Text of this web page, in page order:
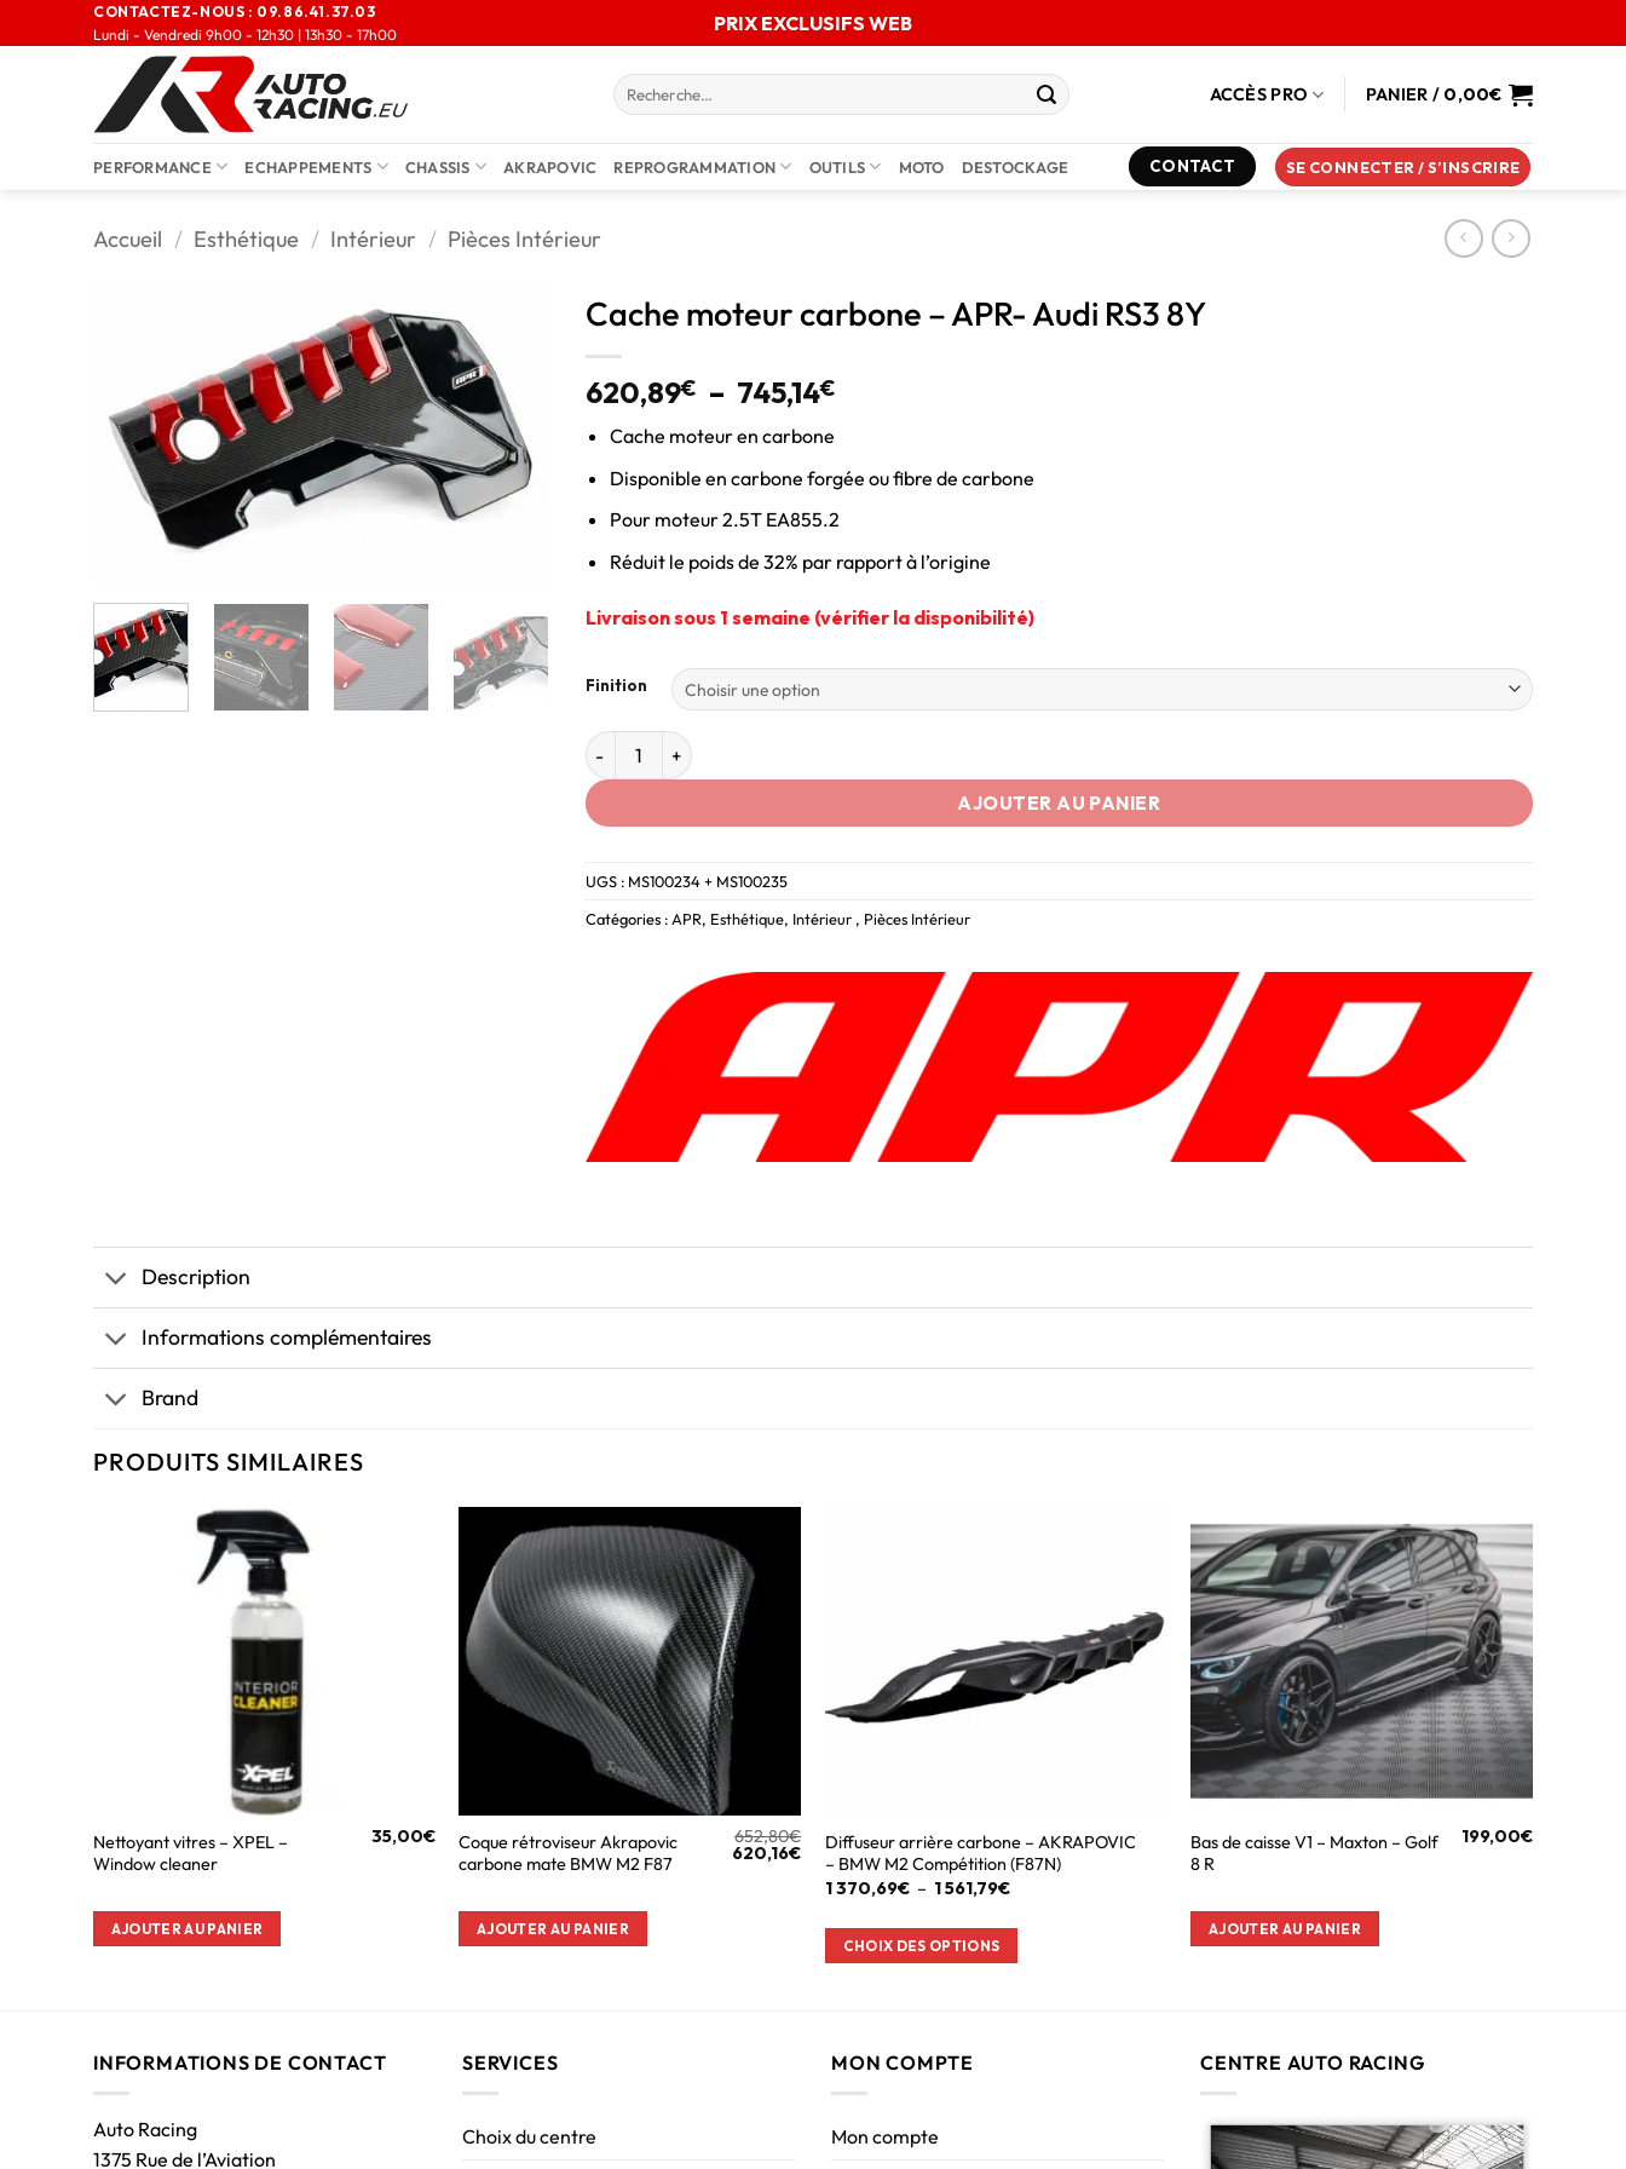
CONTACTEZ-NOUS : 09.86.41.37.03
Lundi - Vendredi 9h00 - 12h30 | 13h30 - 17h00
PRIX EXCLUSIFS WEB
ACCÈS PRO PANIER / 0,00€
PERFORMANCE ECHAPPEMENTS CHASSIS AKRAPOVIC REPROGRAMMATION OUTILS MOTO DESTOCKAGE CONTACT SE CONNECTER / S’INSCRIRE
Accueil / Esthétique / Intérieur / Pièces Intérieur
Cache moteur carbone – APR- Audi RS3 8Y
620,89€ – 745,14€
Cache moteur en carbone
Disponible en carbone forgée ou fibre de carbone
Pour moteur 2.5T EA855.2
Réduit le poids de 32% par rapport à l’origine
Livraison sous 1 semaine (vérifier la disponibilité)
Finition
AJOUTER AU PANIER
UGS : MS100234 + MS100235
Catégories :APR, Esthétique, Intérieur , Pièces Intérieur
Description
Informations complémentaires
Brand
PRODUITS SIMILAIRES
Nettoyant vitres – XPEL –
Window cleaner
35,00€
AJOUTER AU PANIER
Coque rétroviseur Akrapovic
carbone mate BMW M2 F87
652,80€
620,16€
AJOUTER AU PANIER
Diffuseur arrière carbone – AKRAPOVIC
– BMW M2 Compétition (F87N)
1 370,69€ – 1 561,79€
CHOIX DES OPTIONS
Bas de caisse V1 – Maxton – Golf
8 R
199,00€
AJOUTER AU PANIER
INFORMATIONS DE CONTACT
Auto Racing
1375 Rue de l’Aviation
SERVICES
Choix du centre
MON COMPTE
Mon compte
CENTRE AUTO RACING